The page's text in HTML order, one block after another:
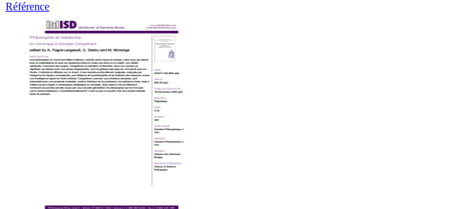
Référence